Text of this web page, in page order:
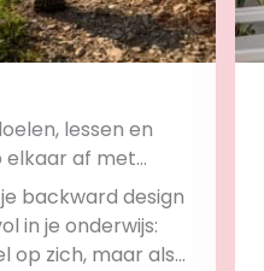
lessen en
elkaar af met
backward design
in je onderwijs:
op zich, maar als